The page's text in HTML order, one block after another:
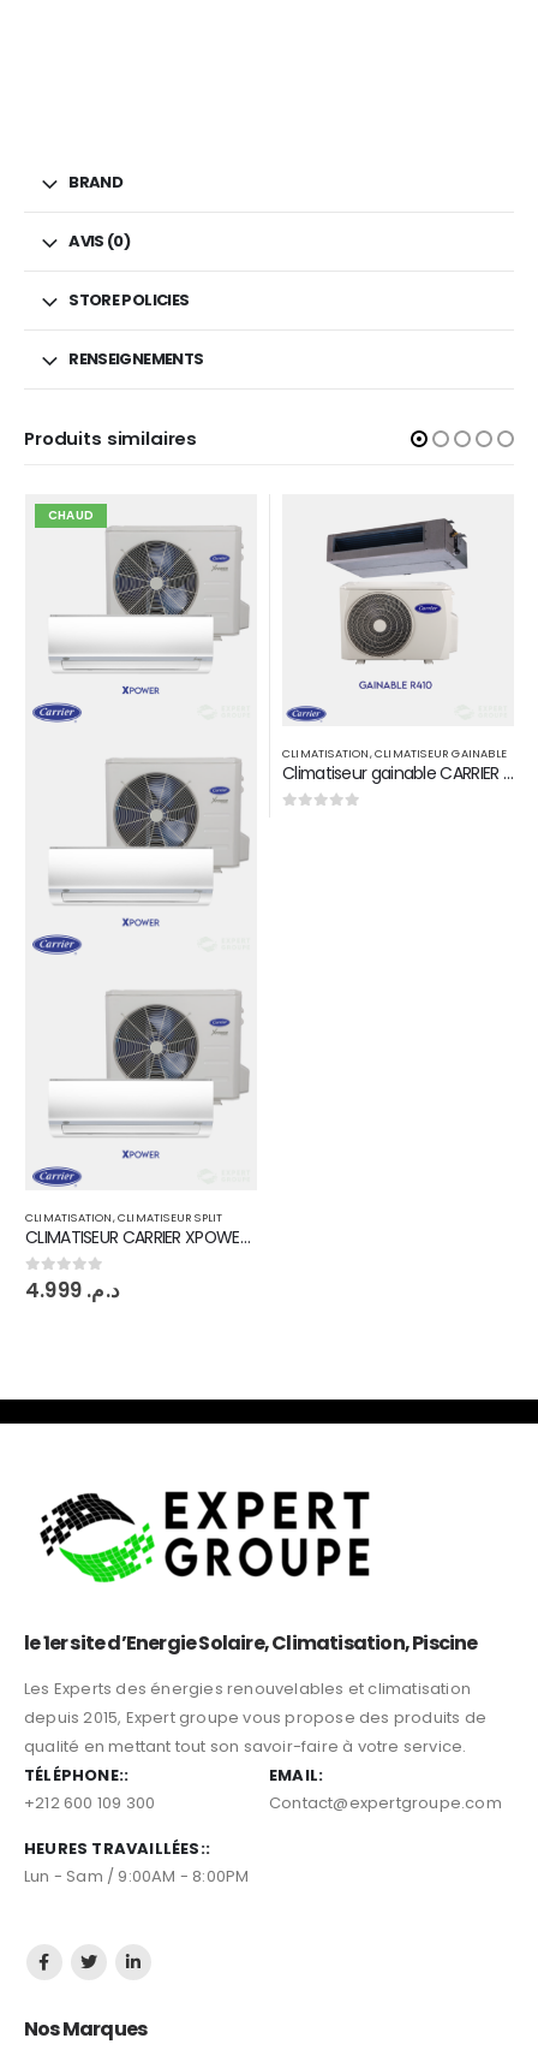
BRAND
AVIS (0)
STORE POLICIES
RENSEIGNEMENTS
Produits similaires
CHAUD
CLIMATISATION,CLIMATISEUR SPLIT
CLIMATISEUR CARRIER XPOWER INVERTER 12000 BTU 53QHC
0sur 5 د.م.
CLIMATISATION,CLIMATISEUR GAINABLE
Climatiseur gainable CARRIER 48000 BTU par H R410
le 1er site d’Energie Solaire, Climatisation, Piscine
Les Experts des énergies renouvelables et climatisation
depuis 2015, Expert groupe vous propose des produits de
qualité en mettant tout son savoir-faire à votre service.
TÉLÉPHONE::
+212 600 109 300
EMAIL:
Contact@expertgroupe.com
HEURES TRAVAILLÉES::
Lun - Sam / 9:00AM - 8:00PM
Nos Marques